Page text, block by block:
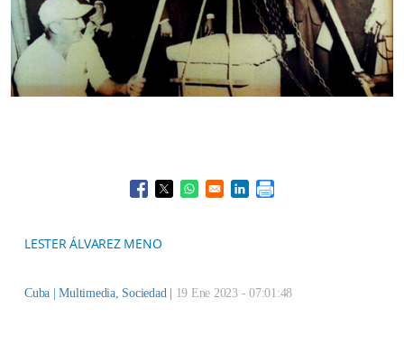
Opens in a new window
Opens in a new window
Opens in a new window
Opens in a new window
LESTER ÁLVAREZ MENO
Cuba |Multimedia, Sociedad 19 Ene 2023 - 07:01:48